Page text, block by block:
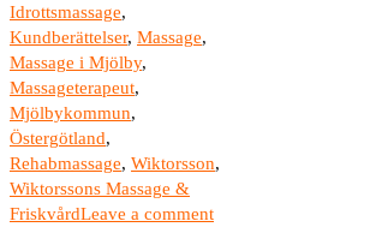
Idrottsmassage,
Kundberättelser, Massage,
Massage i Mjölby,
Massageterapeut,
Mjölbykommun,
Östergötland,
Rehabmassage, Wiktorsson,
Wiktorssons Massage &
FriskvårdLeave a comment